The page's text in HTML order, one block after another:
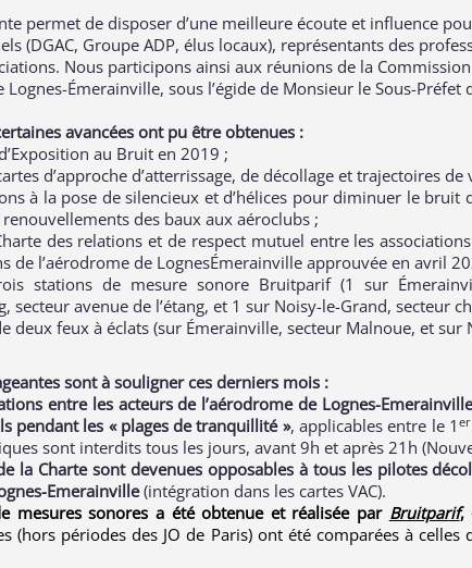
permet de disposer d’une meilleure écoute et influence
(DGAC, Groupe ADP, élus locaux), représentants des
Nous participons ainsi aux réunions de la
Lognes-Émerainville, sous l’égide de Monsieur le Sous-Préfet
avancées ont pu être obtenues :
au Bruit en 2019 ;
d’approche d’atterrissage, de décollage et trajectoires de
à la pose de silencieux et d’hélices pour diminuer le bruit
des baux aux aéroclubs ;
des relations et de respect mutuel entre les
de l’aérodrome de LognesÉmerainville approuvée en avril
stations de mesure sonore Bruitparif (1 sur
secteur avenue de l’étang, et 1 sur Noisy-le-Grand, secteur
deux feux à éclats (sur Émerainville, secteur Malnoue, et sur
sont à souligner ces derniers mois :
entre les acteurs de l’aérodrome de Lognes-
pendant les « plages de tranquillité », applicables entre le 1 er
sont interdits tous les jours, avant 9h et après 21h
la Charte sont devenues opposables à tous les pilotes
Emerainville(intégration dans les cartes VAC).
mesures sonores a été obtenue et réalisée par Bruitparif,
(hors périodes des JO de Paris) ont été comparées à